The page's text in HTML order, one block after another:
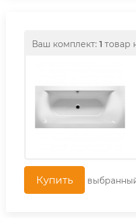
Ваш комплект: 1 товар